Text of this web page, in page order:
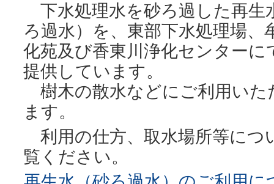
下水処理水を砂ろ過した再生
ろ過水）を、東部下水処理場、
化苑及び香東川浄化センターに
提供しています。
樹木の散水などにご利用いた
ます。
利用の仕方、取水場所等につ
覧ください。